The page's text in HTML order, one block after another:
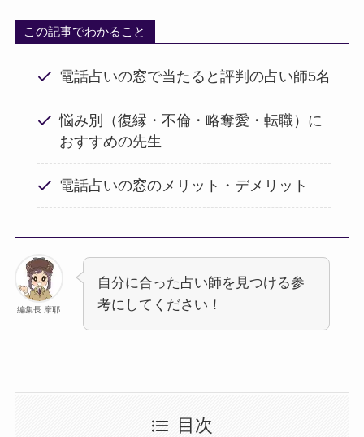
この記事でわかること
電話占いの窓で当たると評判の占い師5名
悩み別（復縁・不倫・略奪愛・転職）に
おすすめの先生
電話占いの窓のメリット・デメリット
編集長 摩耶
自分に合った占い師を見つける参
考にしてください！
目次